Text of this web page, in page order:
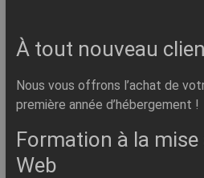
À tout nouveau
Nous vous offrons l’achat de
première année d’hébergement !
Formation à la mise
Web